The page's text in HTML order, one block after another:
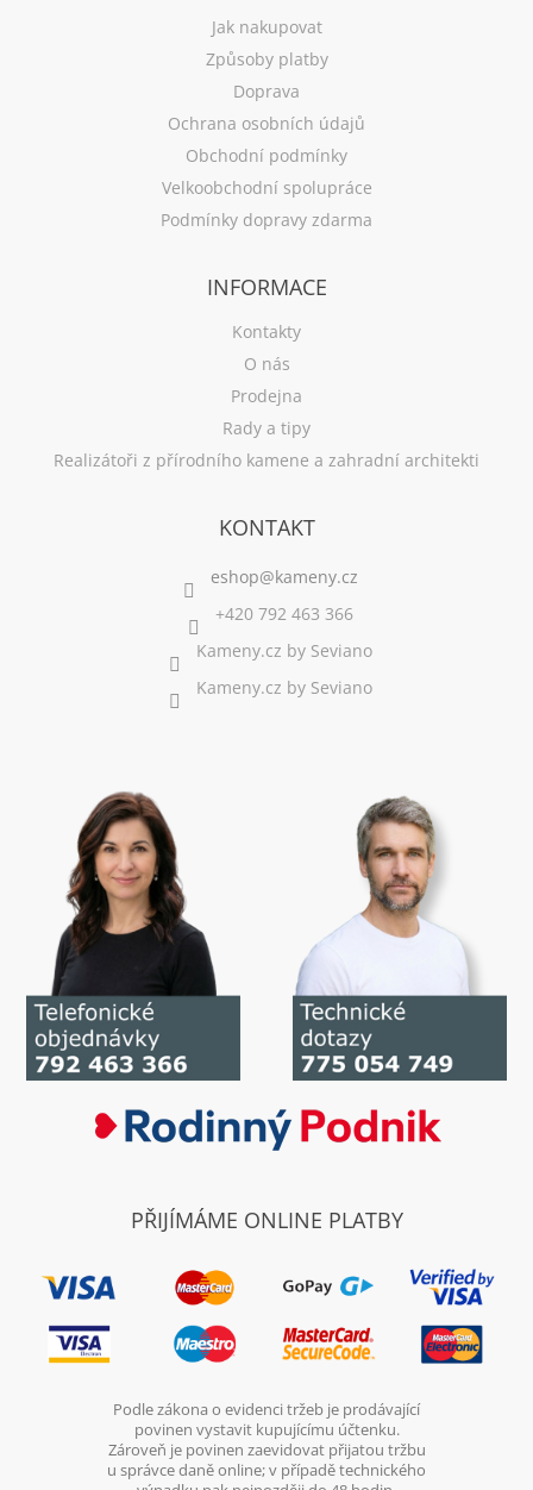
Jak nakupovat
Způsoby platby
Doprava
Ochrana osobních údajů
Obchodní podmínky
Velkoobchodní spolupráce
Podmínky dopravy zdarma
INFORMACE
Kontakty
O nás
Prodejna
Rady a tipy
Realizátoři z přírodního kamene a zahradní architekti
KONTAKT
+420 792 463 366
Kameny.cz by Seviano
Kameny.cz by Seviano
PŘIJÍMÁME ONLINE PLATBY
Podle zákona o evidenci tržeb je prodávající
povinen vystavit kupujícímu účtenku.
Zároveň je povinen zaevidovat přijatou tržbu
u správce daně online; v případě technického